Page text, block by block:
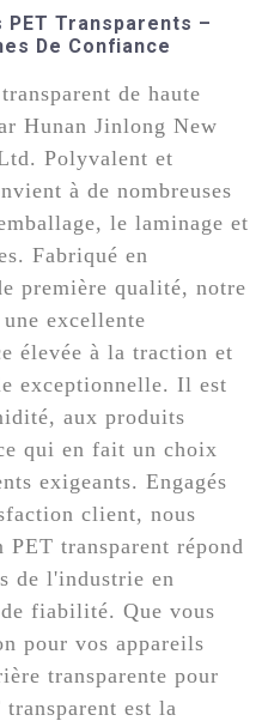
PET Transparents –
De Confiance
de haute
Hunan Jinlong New
Polyvalent et
à de nombreuses
le laminage et
Fabriqué en
première qualité, notre
excellente
élevée à la traction et
exceptionnelle. Il est
aux produits
qui en fait un choix
exigeants. Engagés
client, nous
transparent répond
de l'industrie en
fiabilité. Que vous
pour vos appareils
transparente pour
est la